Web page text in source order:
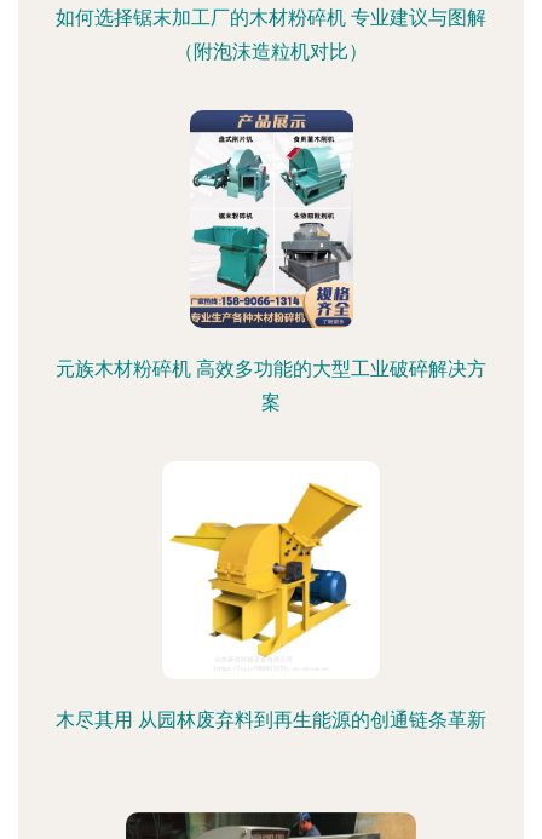
如何选择锯末加工厂的木材粉碎机 专业建议与图解
（附泡沫造粒机对比）
元族木材粉碎机 高效多功能的大型工业破碎解决方
案
木尽其用 从园林废弃料到再生能源的创通链条革新